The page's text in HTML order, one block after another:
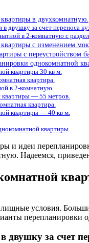
студию.
Перепланировка
однокомнатной
квартиры.
Все
нюансы
в двухкомнатную.
двушку за счет переноса
в 2-комнатную с
с изменением
с переустройством
однокомнатной
квартиры 30 кв м.
квартира.
в 2-комнатную.
квартиры — 55 метров.
квартира.
квартиры — 40 кв м.
квартиры
и идеи
Надеемся,
условия.
за счет